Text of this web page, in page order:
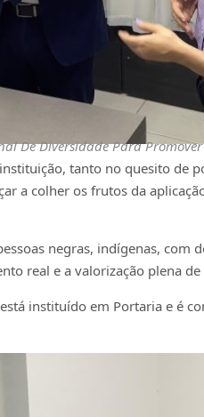
De Diversidade Para
tanto no quesito de
a colher os frutos da
negras, indígenas, com
real e a valorização plena
instituído em Portaria e é